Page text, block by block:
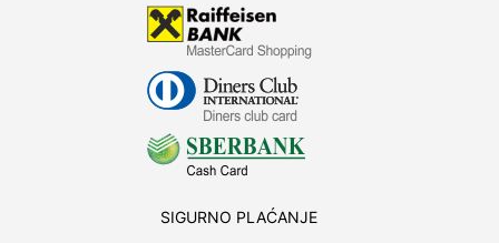
SIGURNO PLAĆANJE